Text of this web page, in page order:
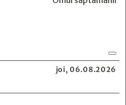
joi, 06.08.2026